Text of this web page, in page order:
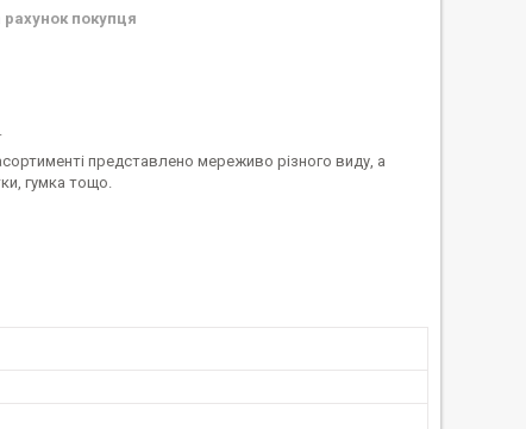
рахунок покупця
представлено мереживо різного виду, а
гумка тощо.